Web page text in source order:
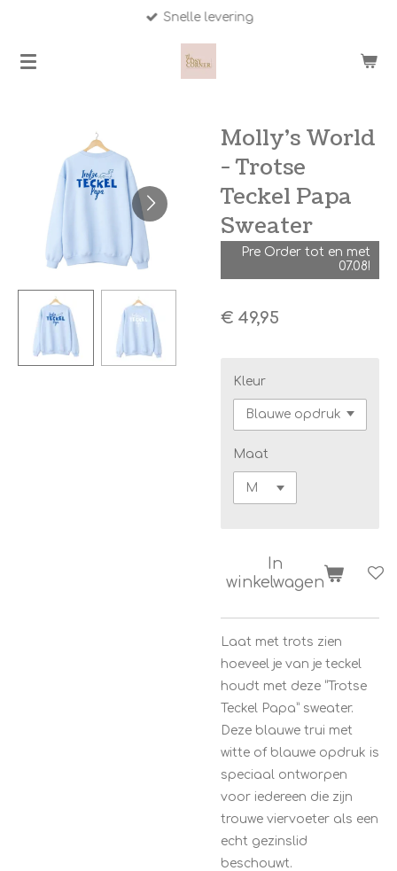
naar
Snelle levering
Molly’s World
- Trotse
Teckel Papa
Sweater
Pre Order tot en met
07.08!
€ 49,95
Kleur
Maat
In
winkelwagen
Laat met trots zien
hoeveel je van je teckel
houdt met deze “Trotse
Teckel Papa” sweater.
Deze blauwe trui met
witte of blauwe opdruk is
speciaal ontworpen
voor iedereen die zijn
trouwe viervoeter als een
echt gezinslid
beschouwt.